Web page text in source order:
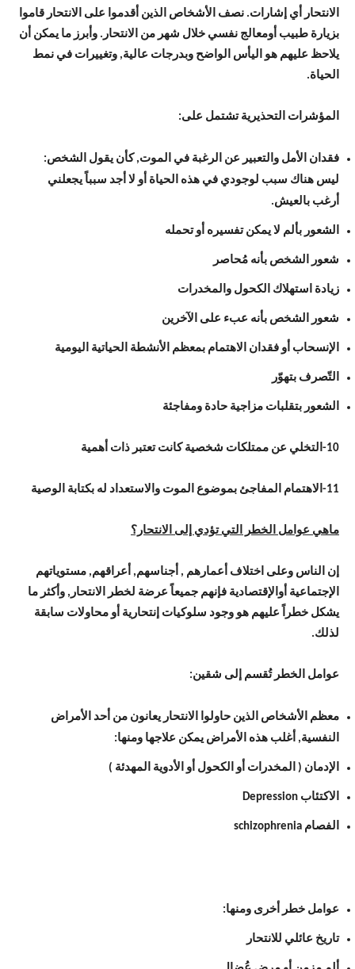
الانتحار أي إشارات. نصف الأشخاص الذين أقدموا على الانتحار قاموا
بزيارة طبيب أومعالج نفسي خلال شهر من الانتحار. وأبرز ما يمكن أن
يلاحظ عليهم هو اليأس الواضح وبدرجات عالية, وتغييرات في نمط
الحياة.
المؤشرات التحذيرية تشتمل على:
فقدان الأمل والتعبير عن الرغبة في الموت, كأن يقول الشخص:
ليس هناك سبب لوجودي في هذه الحياة أو لا أجد سبباً يجعلني
أرغب بالعيش.
الشعور بألم لا يمكن تفسيره أو تحمله
شعور الشخص بأنه مُحاصر
زيادة استهلاك الكحول والمخدرات
شعور الشخص بأنه عبء على الآخرين
الإنسحاب أو فقدان الاهتمام بمعظم الأنشطة الحياتية اليومية
التّصرف بتهوّر
الشعور بتقلبات مزاجية حادة ومفاجئة
10-التخلي عن ممتلكات شخصية كانت تعتبر ذات أهمية
11-الاهتمام المفاجئ بموضوع الموت والاستعداد له بكتابة الوصية
ماهي عوامل الخطر التي تؤدي إلى الانتحار؟
إن الناس وعلى اختلاف أعمارهم , أجناسهم, أعراقهم, مستوياتهم
الإجتماعية أوالإقتصادية فإنهم جميعاً عرضة لخطر الانتحار, وأكثر ما
يشكل خطراً عليهم هو وجود سلوكيات إنتحارية أو محاولات سابقة
لذلك.
عوامل الخطر تُقسم إلى شقين:
معظم الأشخاص الذين حاولوا الانتحار يعانون من أحد الأمراض
النفسية, أغلب هذه الأمراض يمكن علاجها ومنها:
الإدمان ( المخدرات أو الكحول أو الأدوية المهدئة )
الاكتئاب Depression
الفصام schizophrenia
عوامل خطر أخرى ومنها:
تاريخ عائلي للانتحار